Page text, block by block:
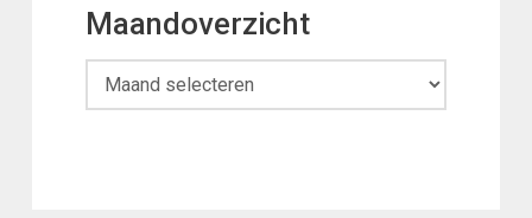
Maandoverzicht
Maandoverzicht